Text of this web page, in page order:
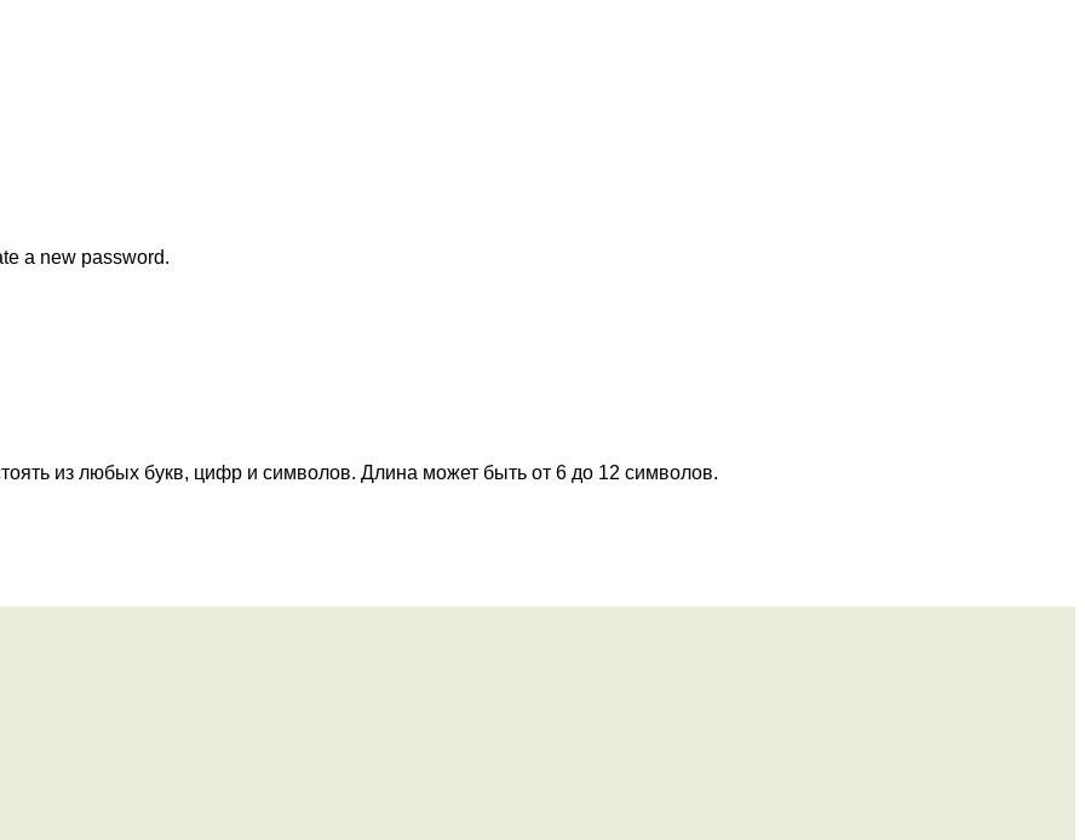
a new password.
из любых букв, цифр и символов. Длина может быть от 6 до 12 символов.